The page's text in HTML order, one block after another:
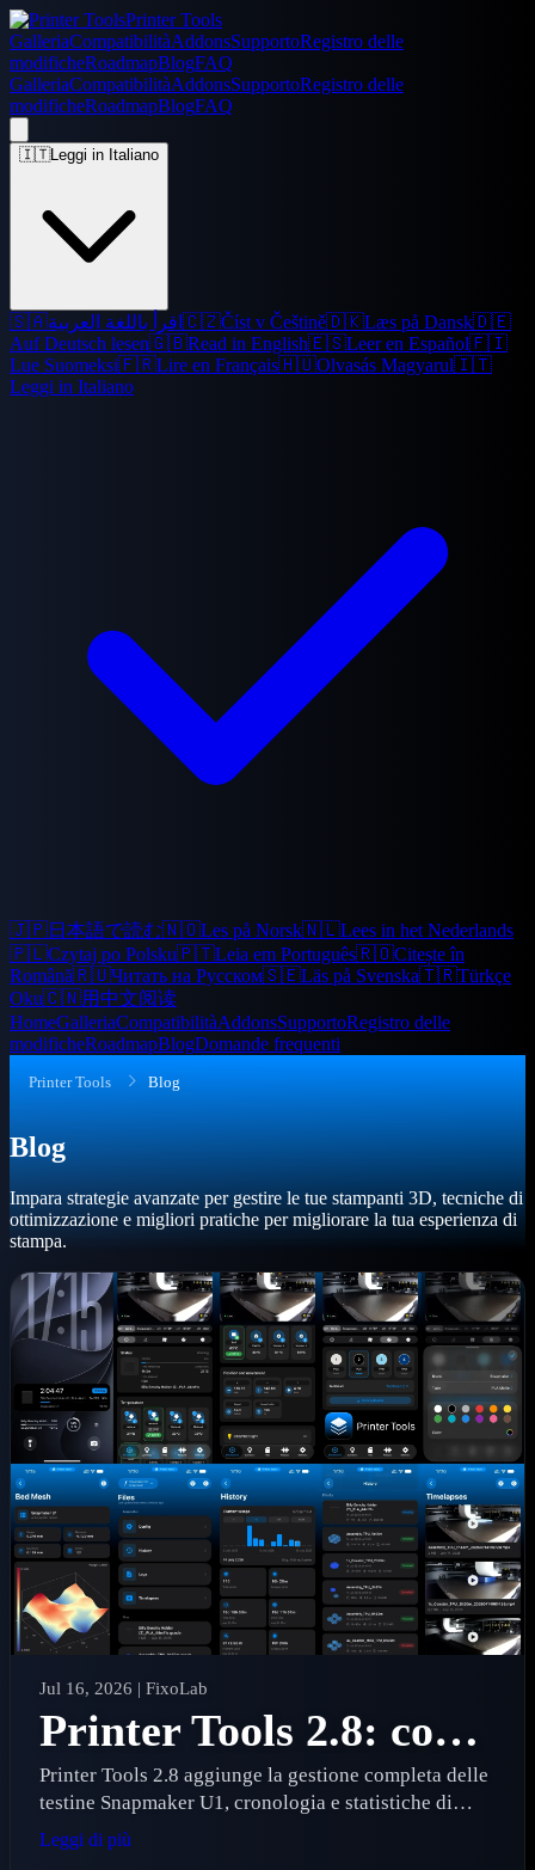
Printer Tools
GalleriaCompatibilitàAddonsSupportoRegistro delle
modificheRoadmapBlogFAQ
GalleriaCompatibilitàAddonsSupportoRegistro delle
modificheRoadmapBlogFAQ
🇮🇹Leggi in Italiano
🇸🇦اقرأ باللغة العربية 🇨🇿Číst v Češtině🇩🇰Læs på Dansk🇩🇪
Auf Deutsch lesen🇬🇧Read in English🇪🇸Leer en Español🇫🇮
Lue Suomeksi🇫🇷Lire en Français🇭🇺Olvasás Magyarul🇮🇹
Leggi in Italiano
🇯🇵日本語で読む🇳🇴Les på Norsk🇳🇱Lees in het Nederlands
🇵🇱Czytaj po Polsku🇵🇹Leia em Português🇷🇴Citește în
Română🇷🇺Читать на Русском🇸🇪Läs på Svenska🇹🇷Türkçe
Oku🇨🇳用中文阅读
HomeGalleriaCompatibilitàAddonsSupportoRegistro delle
modificheRoadmapBlogDomande frequenti
Printer Tools Blog
Blog
Impara strategie avanzate per gestire le tue stampanti 3D, tecniche di
ottimizzazione e migliori pratiche per migliorare la tua esperienza di
stampa.
Jul 16, 2026 | FixoLab
Printer Tools 2.8: controlli avanzati per Snapmaker U1, Bed Mesh, cronologia e timelapse
Printer Tools 2.8 aggiunge la gestione completa delle
testine Snapmaker U1, cronologia e statistiche di
stampa, Bed Mesh 3D, anteprime G-code, timelapse e
un’integrazione paxx12 più profonda.
Leggi di più